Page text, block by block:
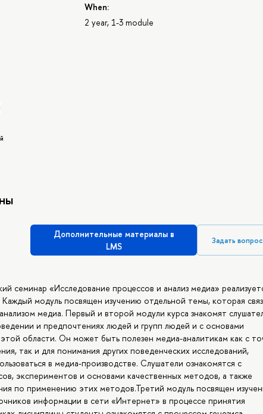
When:
2 year, 1-3 module
Дополнительные материалы в
LMS
Задать вопрос
семинар «Исследование процессов и анализ медиа»
модуль посвящен изучению отдельной темы, которая
медиа. Первый и второй модули курса знакомят
и предпочтениях людей и групп людей и с основами
этой области. Он может быть полезен медиа-аналитикам как с
так и для понимания других поведенческих исследований,
в медиа-производстве. Слушатели ознакомятся с
экспериментов и основами качественных методов, а также
по применению этих методов.Третий модуль посвящен
информации в сети «Интернет» в процессе принятия